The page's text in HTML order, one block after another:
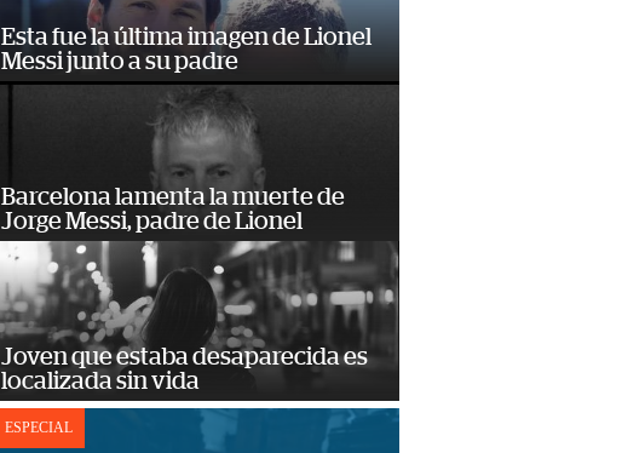
Esta fue la última imagen de Lionel
Messi junto a su padre
Barcelona lamenta la muerte de
Jorge Messi, padre de Lionel
Joven que estaba desaparecida es
localizada sin vida
ESPECIAL